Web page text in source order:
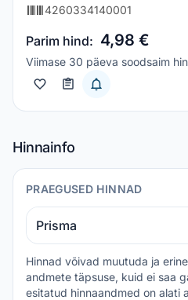
4260334140001
Parim hind: 4,98 €
Viimase 30 päeva soodsaim
Hinnainfo
PRAEGUSED HINNAD
Prisma
Hinnad võivad muutuda ja
andmete täpsuse, kuid ei saa
esitatud hinnaandmed on alati